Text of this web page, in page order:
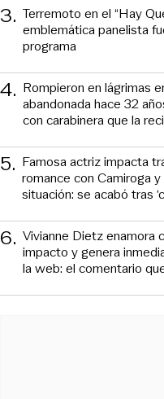
3. Terremoto en el “Hay
emblemática panelista
programa
4. Rompieron en lágrimas
abandonada hace 32
con carabinera que la
5. Famosa actriz impacta
romance con Camiroga
situación: se acabó tras
6. Vivianne Dietz enamora
impacto y genera
la web: el comentario